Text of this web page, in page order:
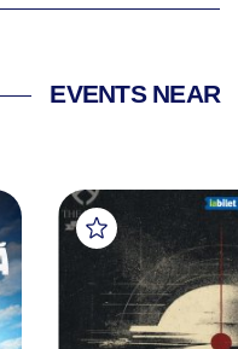
EVENTS NEAR